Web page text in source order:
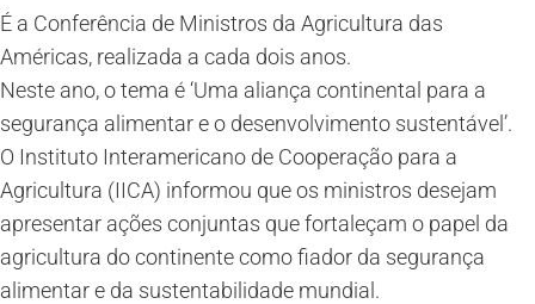
É a Conferência de Ministros da Agricultura das
Américas, realizada a cada dois anos.
Neste ano, o tema é ‘Uma aliança continental para a
segurança alimentar e o desenvolvimento sustentável’.
O Instituto Interamericano de Cooperação para a
Agricultura (IICA) informou que os ministros desejam
apresentar ações conjuntas que fortaleçam o papel da
agricultura do continente como fiador da segurança
alimentar e da sustentabilidade mundial.